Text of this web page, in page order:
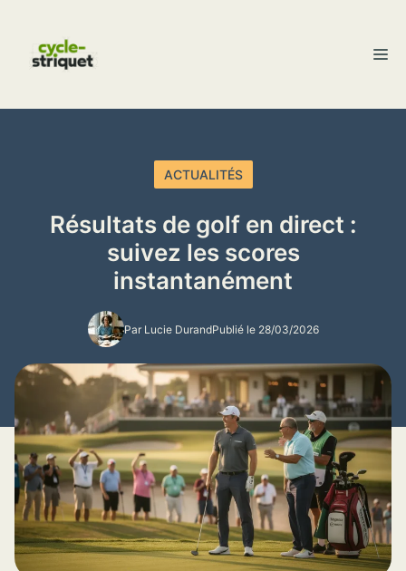
contenu
ACTUALITÉS
Résultats de golf en direct :
suivez les scores
instantanément
Par Lucie DurandPublié le 28/03/2026